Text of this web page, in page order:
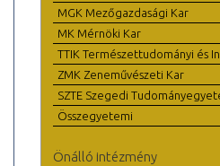
MGK Mezőgazdasági Kar
MK Mérnöki Kar
TTIK Természettudományi és
ZMK Zeneművészeti Kar
SZTE Szegedi
Összegyetemi
Önálló intézmény